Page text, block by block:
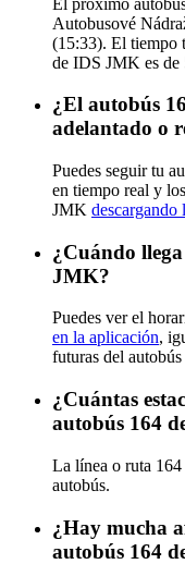
Autobusové
(15:33). El tiempo
de IDS JMK es de
¿El autobús
adelantado o
Puedes seguir tu
en tiempo real y
JMK descargando
¿Cuándo
JMK?
Puedes ver el
en la aplicación,
futuras del
¿Cuántas
autobús 164
La línea o ruta
autobús.
¿Hay mucha
autobús 164